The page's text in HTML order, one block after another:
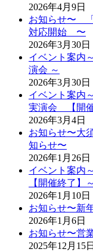
2026年4月9日
お知らせ〜
対応開始 〜
2026年3月30日
イベント案内
演会 ～
2026年3月30日
イベント案内
実演会 【開
2026年3月4日
お知らせ〜大
知らせ〜
2026年1月26日
イベント案内
【開催終了】～
2026年1月10日
お知らせ〜新
2026年1月6日
お知らせ〜営
2025年12月15日